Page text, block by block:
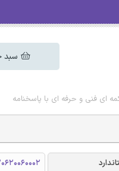
سبد
ای فنی و حرفه ای با پاسخنامه